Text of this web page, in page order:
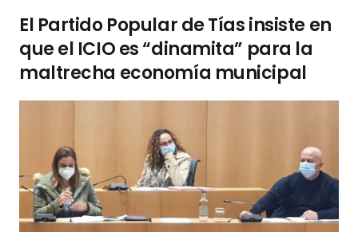
El Partido Popular de Tías insiste en
que el ICIO es “dinamita” para la
maltrecha economía municipal